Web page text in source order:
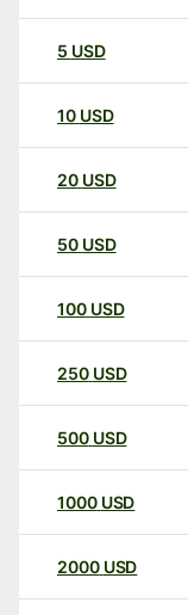
5 USD
10 USD
20 USD
50 USD
100 USD
250 USD
500 USD
1000 USD
2000 USD